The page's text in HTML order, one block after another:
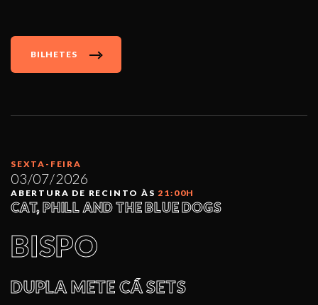
BILHETES
SEXTA-FEIRA
03/07/2026
ABERTURA DE RECINTO ÀS21:00H
CAT, PHILL AND THE BLUE DOGS
BISPO
DUPLA METE CÁ SETS